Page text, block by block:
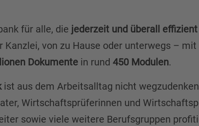
für alle, die jederzeit und überall
Kanzlei, von zu Hause oder unterwegs –
Dokumente in rund 450 Modulen.
ist aus dem Arbeitsalltag nicht
Wirtschaftsprüferinnen und
sowie viele weitere Berufsgruppen